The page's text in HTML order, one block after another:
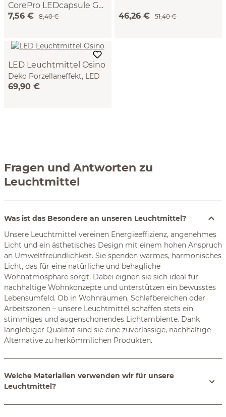
CorePro LEDcapsule G9
3.2W 230V 400lm 2700K
Avo ø 12 cm
7,56 € 8,40 € 46,26 € 51,40 €
LED Leuchtmittel Osino
Deko Porzellaneffekt, LED
6W, 580lm, 2700K, CRI80
69,90 €
Fragen und Antworten zu
Leuchtmittel
Was ist das Besondere an unseren Leuchtmittel?
Unsere Leuchtmittel vereinen Energieeffizienz, angenehmes
Licht und ein ästhetisches Design mit einem hohen Anspruch
an Umweltfreundlichkeit. Sie spenden warmes, harmonisches
Licht, das für eine natürliche und behagliche
Wohnatmosphäre sorgt. Dabei eignen sie sich ideal für
nachhaltige Wohnkonzepte und unterstützen ein bewusstes
Lebensumfeld. Ob in Wohnräumen, Schlafbereichen oder
Arbeitszonen – unsere Leuchtmittel schaffen stets ein
stimmiges und augenschonendes Lichtambiente. Dank
langlebiger Qualität sind sie eine zuverlässige, nachhaltige
Alternative zu herkömmlichen Produkten.
Welche Materialien verwenden wir für unsere
Leuchtmittel?